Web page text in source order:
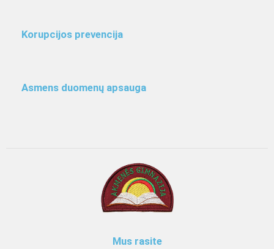
Korupcijos prevencija
Asmens duomenų apsauga
Mus rasite